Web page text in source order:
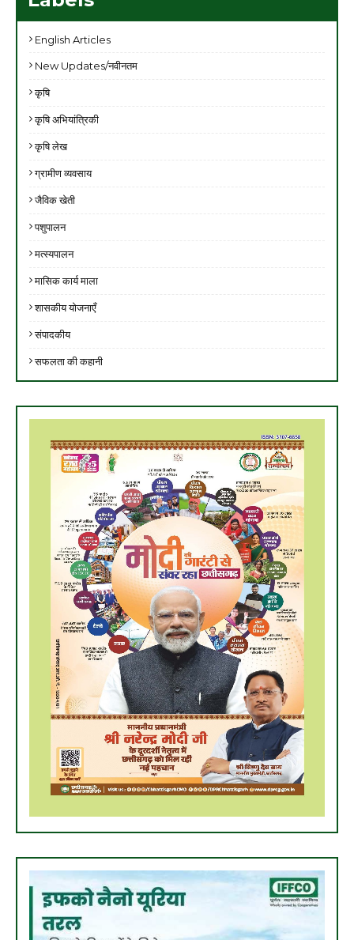
English Articles
New Updates/नवीनतम
कृषि
कृषि अभियांत्रिकी
कृषि लेख
ग्रामीण व्यवसाय
जैविक खेती
पशुपालन
मत्स्यपालन
मासिक कार्य माला
शासकीय योजनाएँ
संपादकीय
सफलता की कहानी